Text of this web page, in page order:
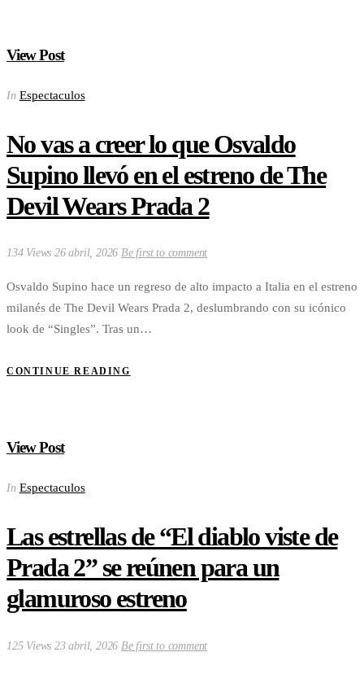
View Post
In Espectaculos
No vas a creer lo que Osvaldo
Supino llevó en el estreno de The
Devil Wears Prada 2
134 Views 26 abril, 2026Be first to comment
Osvaldo Supino hace un regreso de alto impacto a Italia en el estreno
milanés de The Devil Wears Prada 2, deslumbrando con su icónico
look de “Singles”. Tras un…
CONTINUE READING
View Post
In Espectaculos
Las estrellas de “El diablo viste de
Prada 2” se reúnen para un
glamuroso estreno
125 Views 23 abril, 2026 Be first to comment